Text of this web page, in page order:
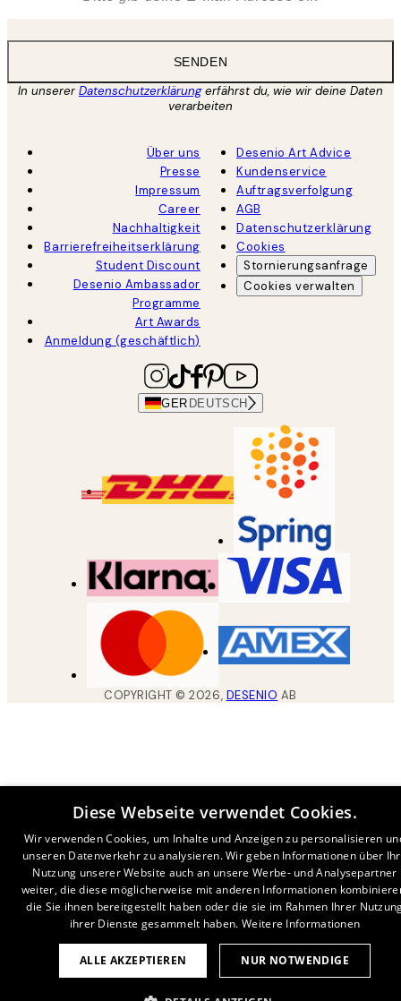
SENDEN
In unsererDatenschutzerklärungerfährst du, wie wir deine Daten
verarbeiten
Über uns
Presse
Impressum
Career
Nachhaltigkeit
Barrierefreiheitserklärung
Student Discount
Desenio Ambassador
Programme
Art Awards
Anmeldung (geschäftlich)
Desenio Art Advice
Kundenservice
Auftragsverfolgung
AGB
Datenschutzerklärung
Cookies
Stornierungsanfrage
Cookies verwalten
GER DEUTSCH
COPYRIGHT ©2026, DESENIO AB
Diese Webseite verwendet Cookies.
Wir verwenden Cookies, um Inhalte und Anzeigen zu personalisieren
unseren Datenverkehr zu analysieren. Wir geben Informationen über
Nutzung unserer Website auch an unsere Werbe- und Analysepartner
weiter, die diese möglicherweise mit anderen Informationen
die Sie ihnen bereitgestellt haben oder die sie im Rahmen Ihrer
ihrer Dienste gesammelt haben. Weitere Informationen
ALLE AKZEPTIEREN NUR NOTWENDIGE